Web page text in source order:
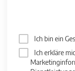
Ich bin ein
Ich erkläre